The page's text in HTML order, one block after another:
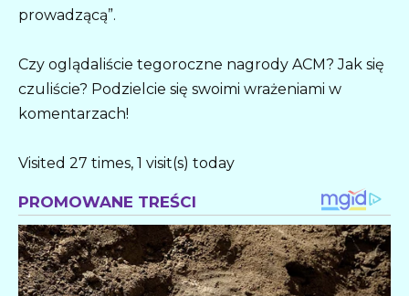
prowadzącą”.
Czy oglądaliście tegoroczne nagrody ACM? Jak się
czuliście? Podzielcie się swoimi wrażeniami w
komentarzach!
Visited 27 times, 1 visit(s) today